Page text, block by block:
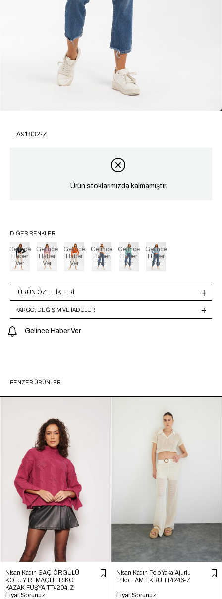
A91832-Z
Ürün stoklarımızda kalmamıştır.
DIĞER RENKLER
Gelince
Haber
Ver
Gelince
Haber
Ver
Gelince
Haber
Ver
Gelince
Haber
Ver
Gelince
Haber
Ver
Gelince
Haber
Ver
ÜRÜN ÖZELLIKLERI
KARGO, DEĞİŞİM VE İADELER
Gelince Haber Ver
BENZER ÜRÜNLER
Nisan Kadın SAÇ ÖRGÜLÜ
KOLU YIRTMAÇLI TRİKO
KAZAK FUŞYA TT4204-Z
Fiyat Sorunuz
Nisan Kadın Polo Yaka Ajurlu
Triko HAM EKRU TT4246-Z
Fiyat Sorunuz